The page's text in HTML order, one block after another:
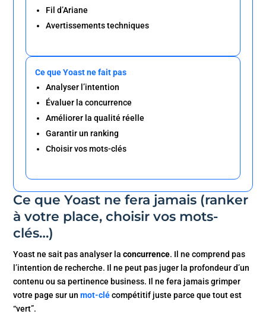
Fil d’Ariane
Avertissements techniques
Ce que Yoast ne fait pas
Analyser l’intention
Évaluer la concurrence
Améliorer la qualité réelle
Garantir un ranking
Choisir vos mots-clés
Ce que Yoast ne fera jamais (ranker
à votre place, choisir vos mots-
clés…)
Yoast ne sait pas analyser laconcurrence. Il ne comprend pas
l’intention de recherche. Il ne peut pas juger la profondeur d’un
contenu ou sa pertinence business. Il ne fera jamais grimper
votre page sur unmot-clécompétitif juste parce que tout est
“vert”.